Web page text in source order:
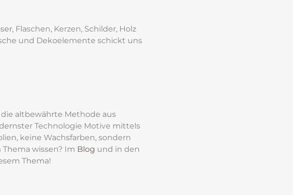
Flaschen, Kerzen, Schilder, Holz
und Dekoelemente schickt uns
altbewährte Methode aus
Technologie Motive mittels
keine Wachsfarben, sondern
Thema wissen? Im Blog und in den
Thema!